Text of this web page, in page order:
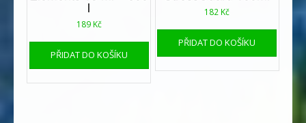
l
189 Kč
PŘIDAT DO KOŠÍKU
182 Kč
PŘIDAT DO KOŠÍKU